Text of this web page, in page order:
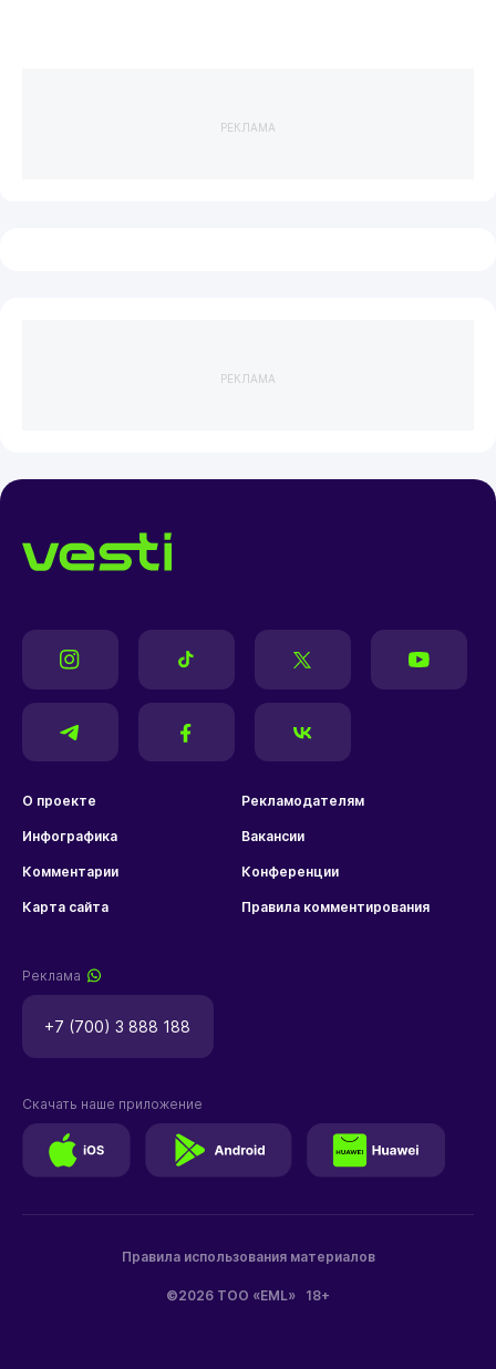
РЕКЛАМА
РЕКЛАМА
О проекте Рекламодателям
Инфографика Вакансии
Комментарии Конференции
Карта сайта Правила комментирования
Реклама
+7 (700) 3 888 188
©2026 ТОО «EML» 18+
Правила использования материалов
Скачать наше приложение